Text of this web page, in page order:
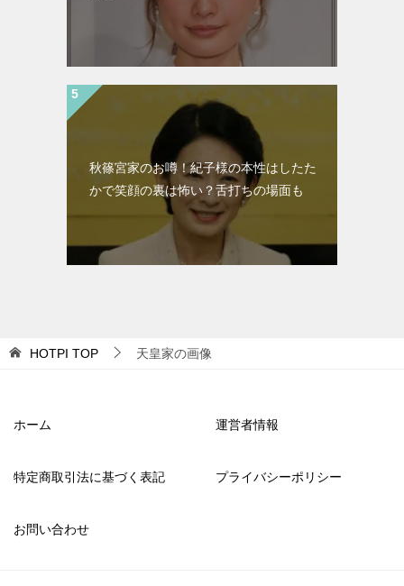
秋篠宮家のお噂！紀子様の本性はしたた
かで笑顔の裏は怖い？舌打ちの場面も
HOTPI TOP 天皇家の画像
ホーム 運営者情報
特定商取引法に基づく表記 プライバシーポリシー
お問い合わせ